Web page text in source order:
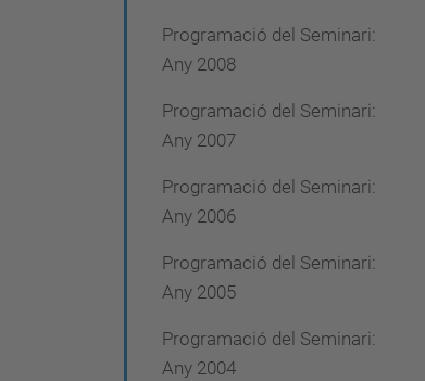
Programació del Seminari:
Any 2008
Programació del Seminari:
Any 2007
Programació del Seminari:
Any 2006
Programació del Seminari:
Any 2005
Programació del Seminari:
Any 2004